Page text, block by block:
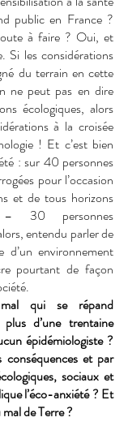
public en France ?
à faire ? Oui, et
Si les considérations
du terrain en cette
ne peut pas en dire
écologiques, alors
à la croisée
! Et c’est bien
: sur 40 personnes
pour l’occasion
et de tous horizons
– 30 personnes
entendu parler de
environnement
pourtant de façon
qui se répand
d’une trentaine
épidémiologiste ?
conséquences et par
sociaux et
l’éco-anxiété ? Et
de Terre ?